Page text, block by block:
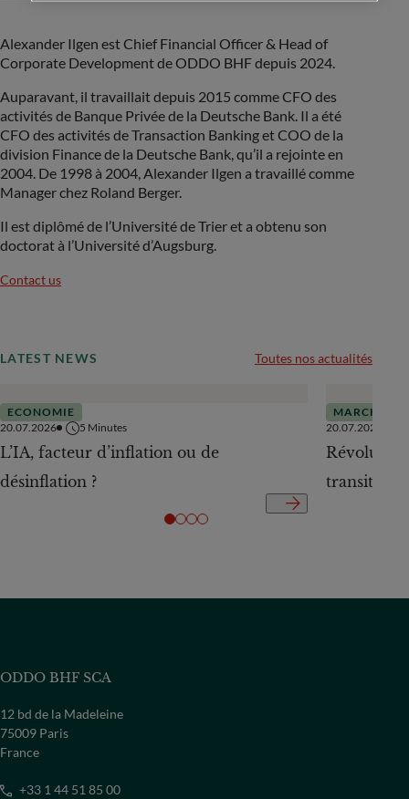
Alexander Ilgen est Chief Financial Officer & Head of
Corporate Development de ODDO BHF depuis 2024.
Auparavant, il travaillait depuis 2015 comme CFO des
activités de Banque Privée de la Deutsche Bank. Il a été
CFO des activités de Transaction Banking et COO de la
division Finance de la Deutsche Bank, qu’il a rejointe en
2004. De 1998 à 2004, Alexander Ilgen a travaillé comme
Manager chez Roland Berger.
Il est diplômé de l’Université de Trier et a obtenu son
doctorat à l’Université d’Augsburg.
Contact us
LATEST NEWS Toutes nos actualités
ECONOMIE
20.07.2026
5 Minutes
L’IA, facteur d’inflation ou de
désinflation ?
MARCHÉS
20.07.2026
transition
ODDO BHF SCA
12 bd de la Madeleine
75009 Paris
France
+33 1 44 51 85 00